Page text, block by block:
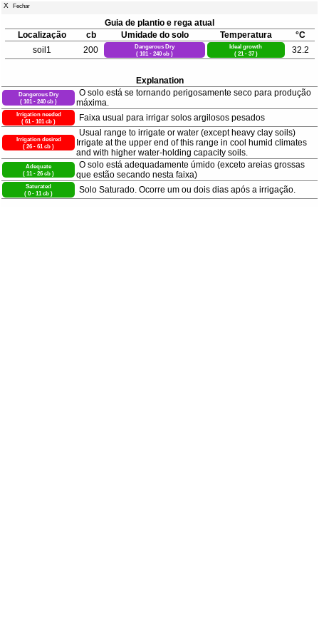
X Fechar
Guia de plantio e rega atual
Localização
cb Umidade do solo Temperatura
°C
soil1
200
Dangerous Dry
( 101 - 240 cb )
Ideal growth
( 21 - 37 )
32.2
Explanation
Dangerous Dry
( 101 - 240 cb )
O solo está se tornando perigosamente seco para produção
máxima.
Irrigation needed
( 61 - 101 cb )
Faixa usual para irrigar solos argilosos pesados
Irrigation desired
( 26 - 61 cb )
Usual range to irrigate or water (except heavy clay soils)
Irrigate at the upper end of this range in cool humid climates
and with higher water-holding capacity soils.
Adequate
( 11 - 26 cb )
O solo está adequadamente úmido (exceto areias grossas
que estão secando nesta faixa)
Saturated
( 0 - 11 cb )
Solo Saturado. Ocorre um ou dois dias após a irrigação.